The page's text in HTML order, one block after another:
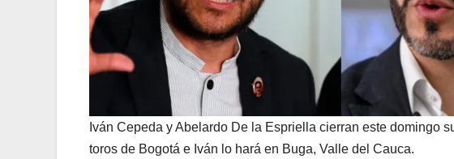
Iván Cepeda y Abelardo De la Espriella cierran este domingo
toros de Bogotá e Iván lo hará en Buga, Valle del Cauca.